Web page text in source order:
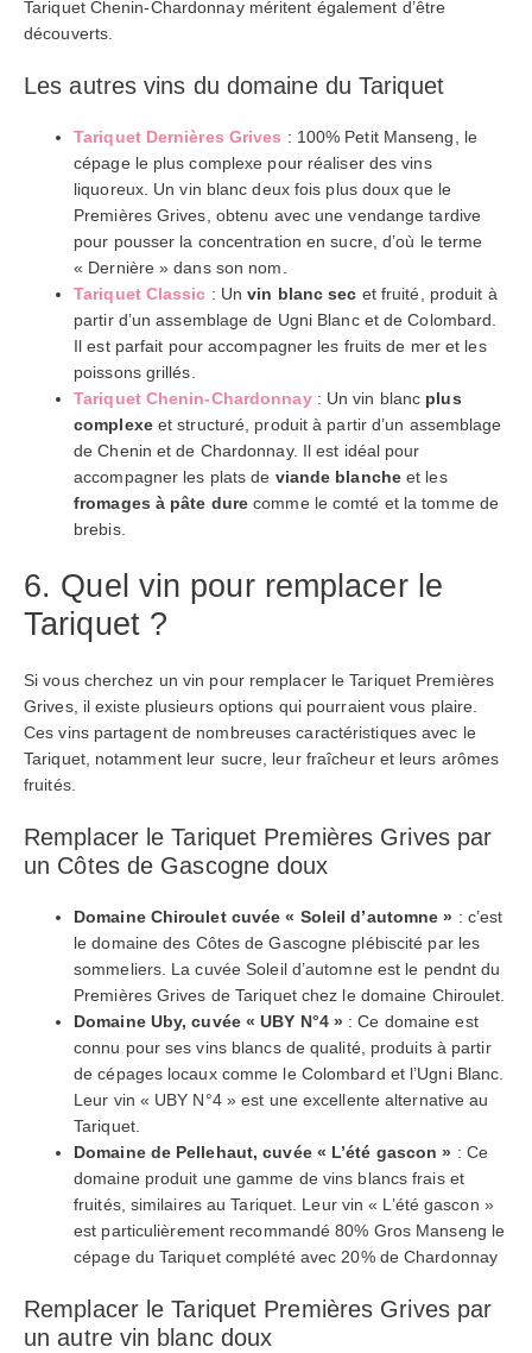
Tariquet Chenin-Chardonnay méritent également d’être
découverts.
Les autres vins du domaine du Tariquet
Tariquet Dernières Grives : 100% Petit Manseng, le
cépage le plus complexe pour réaliser des vins
liquoreux. Un vin blanc deux fois plus doux que le
Premières Grives, obtenu avec une vendange tardive
pour pousser la concentration en sucre, d’où le terme
« Dernière » dans son nom.
Tariquet Classic : Unvin blanc sec et fruité, produit à
partir d’un assemblage de Ugni Blanc et de Colombard.
Il est parfait pour accompagner les fruits de mer et les
poissons grillés.
Tariquet Chenin-Chardonnay: Un vin blanc plus
complexeet structuré, produit à partir d’un assemblage
de Chenin et de Chardonnay. Il est idéal pour
accompagner les plats de viande blancheet les
fromages à pâte durecomme le comté et la tomme de
brebis.
6. Quel vin pour remplacer le
Tariquet ?
Si vous cherchez un vin pour remplacer le Tariquet Premières
Grives, il existe plusieurs options qui pourraient vous plaire.
Ces vins partagent de nombreuses caractéristiques avec le
Tariquet, notamment leur sucre, leur fraîcheur et leurs arômes
fruités.
Remplacer le Tariquet Premières Grives par
un Côtes de Gascogne doux
Domaine Chiroulet cuvée « Soleil d’automne » : c’est
le domaine des Côtes de Gascogne plébiscité par les
sommeliers. La cuvée Soleil d’automne est le pendnt du
Premières Grives de Tariquet chez le domaine Chiroulet.
Domaine Uby, cuvée « UBY N°4 » : Ce domaine est
connu pour ses vins blancs de qualité, produits à partir
de cépages locaux comme le Colombard et l’Ugni Blanc.
Leur vin « UBY N°4 » est une excellente alternative au
Tariquet.
Domaine de Pellehaut, cuvée « L’été gascon » : Ce
domaine produit une gamme de vins blancs frais et
fruités, similaires au Tariquet. Leur vin « L’été gascon »
est particulièrement recommandé 80% Gros Manseng le
cépage du Tariquet complété avec 20% de Chardonnay
Remplacer le Tariquet Premières Grives par
un autre vin blanc doux